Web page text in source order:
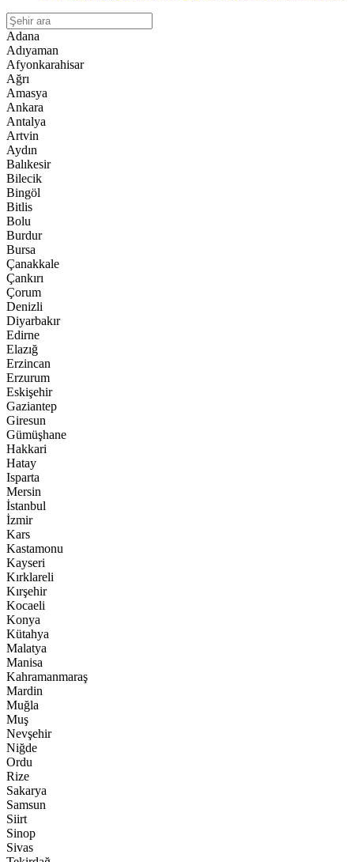
Adana
Adıyaman
Afyonkarahisar
Ağrı
Amasya
Ankara
Antalya
Artvin
Aydın
Balıkesir
Bilecik
Bingöl
Bitlis
Bolu
Burdur
Bursa
Çanakkale
Çankırı
Çorum
Denizli
Diyarbakır
Edirne
Elazığ
Erzincan
Erzurum
Eskişehir
Gaziantep
Giresun
Gümüşhane
Hakkari
Hatay
Isparta
Mersin
İstanbul
İzmir
Kars
Kastamonu
Kayseri
Kırklareli
Kırşehir
Kocaeli
Konya
Kütahya
Malatya
Manisa
Kahramanmaraş
Mardin
Muğla
Muş
Nevşehir
Niğde
Ordu
Rize
Sakarya
Samsun
Siirt
Sinop
Sivas